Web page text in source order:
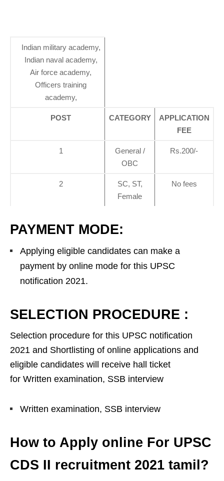
Indian military academy,
Indian naval academy,
Air force academy,
Officers training
academy,
POST CATEGORY
APPLICATION
FEE
1
General /
OBC
Rs.200/-
2
SC, ST,
Female
No fees
PAYMENT MODE:
Applying eligible candidates can make a
payment by online mode for this UPSC
notification 2021.
SELECTION PROCEDURE :
Selection procedure for this UPSC notification
2021 and Shortlisting of online applications and
eligible candidates will receive hall ticket
for Written examination, SSB interview
Written examination, SSB interview
How to Apply online For UPSC
CDS II recruitment 2021 tamil ?